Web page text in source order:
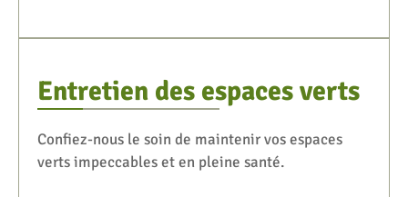
Entretien des espaces verts
Confiez-nous le soin de maintenir vos espaces
verts impeccables et en pleine santé.